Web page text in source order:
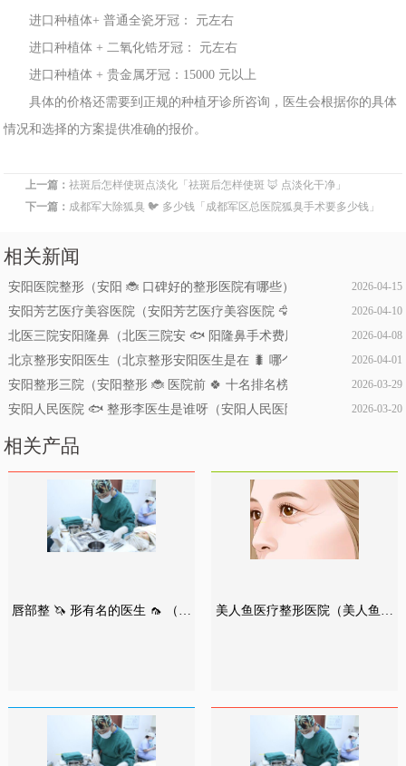
进口种植体+ 普通全瓷牙冠： 元左右
进口种植体 + 二氧化锆牙冠： 元左右
进口种植体 + 贵金属牙冠 ：15000 元以 上
具体的价格还需要到 正规的种植牙诊所咨询，医生会根据你的具体
情况和选择的方案提供准确的报价。
上一篇：祛斑后怎样使斑点淡化「祛斑后怎样使斑 🦊 点淡化干净」
下一篇： 成都军大除狐臭 🐦 多少钱「成都军区总医院狐臭手术要多少钱」
相关新闻
安阳医院整形（安阳 🐞 口碑好的整形医院有哪些） 2026-04-15
安阳芳艺医疗美容医院（安阳芳艺医疗美容医院 🦅 怎么样） 2026-04-10
北医三院安阳隆鼻（北医三院安 🐟 阳隆鼻手术费用） 2026-04-08
北京整形安阳医生（北京整形安阳医生是在 🐛 哪个医院） 2026-04-01
安阳整形三院（安阳整形 🐞 医院前 🍀 十名排名榜） 2026-03-29
安阳人民医院 🐟 整形李医生是谁呀（安阳人民医院整形李医生是谁呀
2026-03-20
相关产品
唇部整 🦄 形有名的医生 🦟 （唇
美人鱼医疗整形医院（美人鱼医